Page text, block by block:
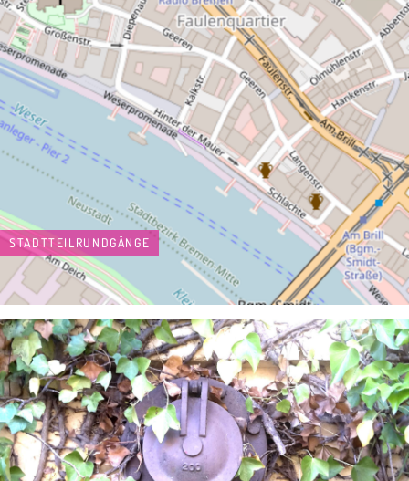
STADTTEILRUNDGÄNGE